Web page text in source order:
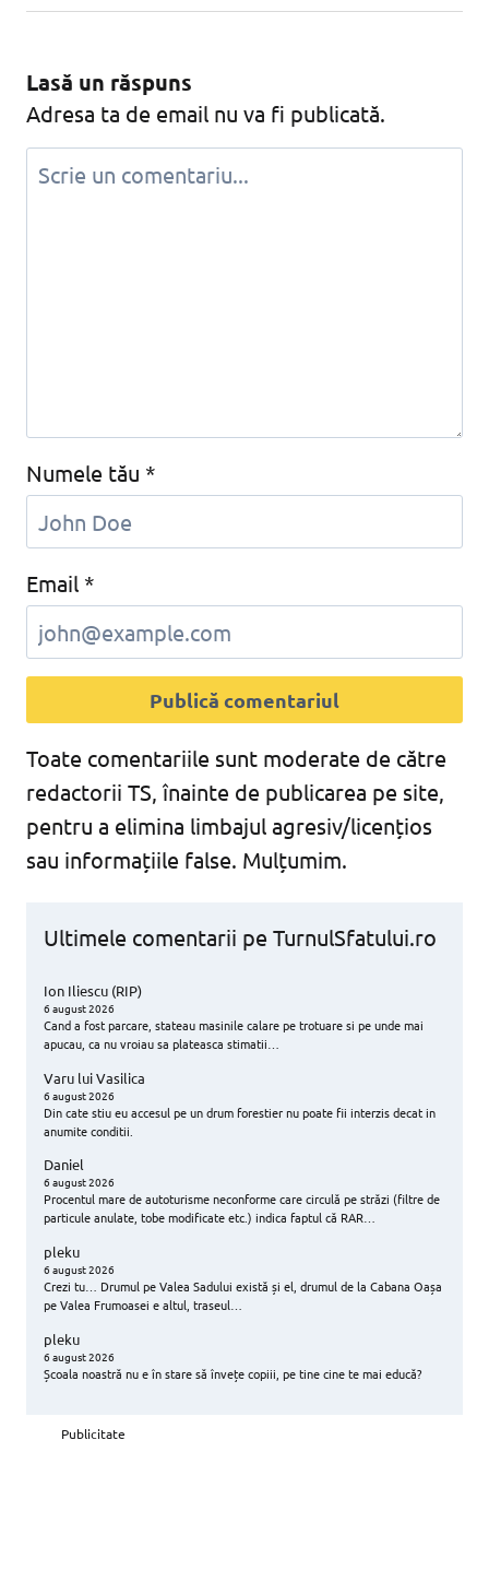
Lasă un răspuns
Adresa ta de email nu va fi publicată.
Numele tău *
Email *
Toate comentariile sunt moderate de către
redactorii TS, înainte de publicarea pe site,
pentru a elimina limbajul agresiv/licențios
sau informațiile false. Mulțumim.
Ultimele comentarii pe TurnulSfatului.ro
Ion Iliescu (RIP)
6 august 2026
Cand a fost parcare, stateau masinile calare pe trotuare si pe unde mai
apucau, ca nu vroiau sa plateasca stimatii…
Varu lui Vasilica
6 august 2026
Din cate stiu eu accesul pe un drum forestier nu poate fii interzis decat in
anumite conditii.
Daniel
6 august 2026
Procentul mare de autoturisme neconforme care circulă pe străzi (filtre de
particule anulate, tobe modificate etc.) indica faptul că RAR…
pleku
6 august 2026
Crezi tu… Drumul pe Valea Sadului există și el, drumul de la Cabana Oașa
pe Valea Frumoasei e altul, traseul…
pleku
6 august 2026
Școala noastră nu e în stare să învețe copiii, pe tine cine te mai educă?
Publicitate